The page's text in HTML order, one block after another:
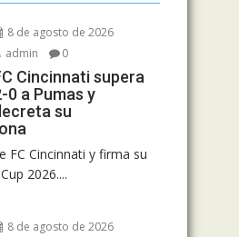
8 de agosto de 2026
admin
0
Cincinnati supera
0 a Pumas y
su
FC Cincinnati y firma su
2026....
8 de agosto de 2026